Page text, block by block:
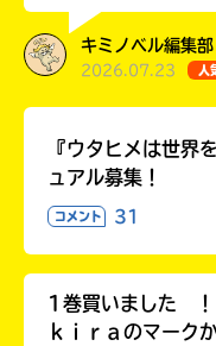
キミノベル編集
2026.07.23 人
『ウタヒメは世界
ュアル募集！
コメント 31
1巻買いました ！
ｋｉｒａのマーク